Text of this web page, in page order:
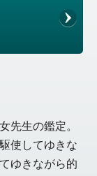
先生の鑑定。
使してゆきな
ゆきながら的